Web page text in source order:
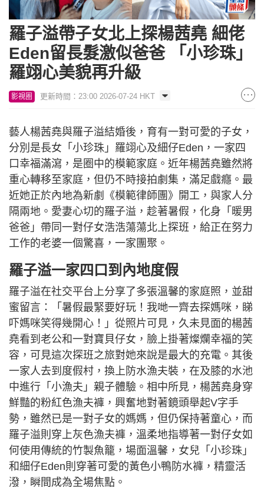
羅子溢帶子女北上探楊茜堯 細佬
Eden留長髮激似爸爸 「小珍珠」
羅翊心美貌再升級
影視圈 更新時間：23:00 2026-07-24 HKT
藝人楊茜堯與羅子溢結婚後，育有一對可愛的子女，
分別是長女「小珍珠」羅翊心及細仔Eden，一家四
口幸福滿瀉，是圈中的模範家庭。近年楊茜堯雖然將
重心轉移至家庭，但仍不時接拍劇集，滿足戲癮。最
近她正於內地為新劇《模範律師團》開工，與家人分
隔兩地。愛妻心切的羅子溢，趁著暑假，化身「暖男
爸爸」帶同一對仔女浩浩蕩蕩北上探班，給正在努力
工作的老婆一個驚喜，一家團聚。
羅子溢一家四口到內地度假
羅子溢在社交平台上分享了多張溫馨的家庭照，並甜
蜜留言：「暑假最緊要好玩！我哋一齊去探媽咪，睇
吓媽咪笑得幾開心！」從照片可見，久未見面的楊茜
堯看到老公和一對寶貝仔女，臉上掛著燦爛幸福的笑
容，可見這次探班之旅對她來說是最大的充電。其後
一家人去到度假村，換上防水漁夫裝，在及膝的水池
中進行「小漁夫」親子體驗。相中所見，楊茜堯身穿
鮮豔的粉紅色漁夫褲，興奮地對著鏡頭舉起V字手
勢，雖然已是一對子女的媽媽，但仍保持著童心，而
羅子溢則穿上灰色漁夫褲，溫柔地指導著一對仔女如
何使用傳統的竹製魚籠，場面溫馨，女兒「小珍珠」
和細仔Eden則穿著可愛的黃色小鴨防水褲，精靈活
潑，瞬間成為全場焦點。